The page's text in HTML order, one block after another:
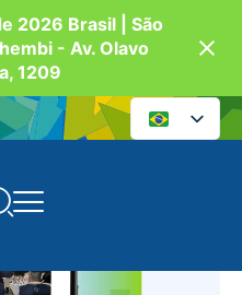
2026 Brasil | São
- Av. Olavo
1209